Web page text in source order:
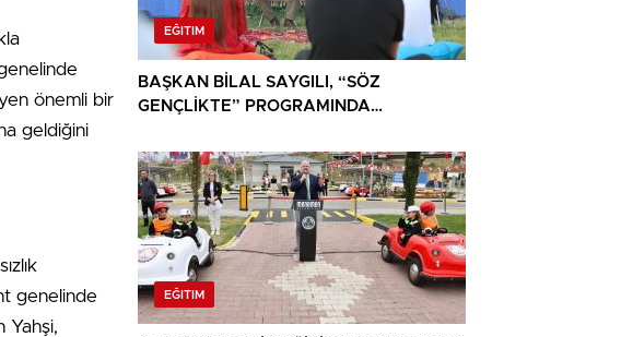
önemli bir
geldiğini
genelinde
Yahşi,
EĞITIM
BAŞKAN BİLAL SAYGILI, “SÖZ
GENÇLİKTE” PROGRAMINDA
EĞITIM